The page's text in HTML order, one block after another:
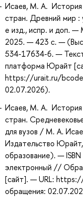
Исаев, М. А. История
стран. Древний мир
е изд., испр. и доп.
2025. — 423 с. —
534-17634-6. —
платформа Юрайт
https://urait.ru/
02.07.2026).
Исаев, М. А. История
стран.
для вузов / М. А.
Издательство
образование). —
электронный //
[сайт]. — URL:
обращения: